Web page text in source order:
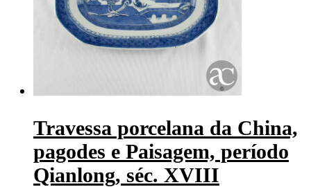
Travessa porcelana da China,
pagodes e Paisagem, período
Qianlong, séc. XVIII